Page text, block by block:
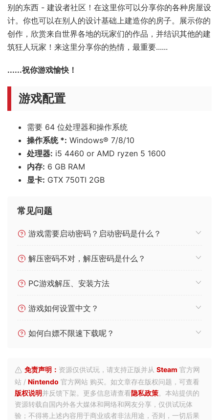
别的东西 - 建设者社区！在这里你可以分享你的各种房屋设
计。你也可以在别人的设计基础上建造你的房子。展示你的
创作，欣赏来自世界各地的玩家们的作品，并结识其他的建
筑狂人玩家！来这里分享你的热情，最重要......
......祝你游戏愉快！
游戏配置
需要 64 位处理器和操作系统
操作系统 *: Windows® 7/8/10
处理器: i5 4460 or AMD ryzen 5 1600
内存: 6 GB RAM
显卡: GTX 750TI 2GB
常见问题
游戏需要启动密码？启动密码是什么？
解压密码不对，解压密码是什么？
PC游戏解压、安装方法
游戏如何设置中文？
如何白嫖不限速下载呢？
免责声明： 资源仅供试玩，请支持正版并从 Steam 官方网
站 / Nintendo 官方网站 购买。如文章存在版权问题，可查看
版权说明并反馈下架。更多信息请查看隐私政策。本站提供的
资源转载自国内外各大媒体和网络和网友分享，仅供试玩体
验；不得将上述内容用于商业或者非法用途，否则，一切后果